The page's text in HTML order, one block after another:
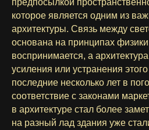
которое является одним из
архитектуры. Связь между
основана на принципах
воспринимается, а
усиления или устранения
последние несколько лет в
соответствие с законами
в архитектуре стал более
на разный лад здания уже